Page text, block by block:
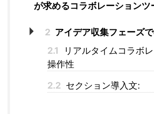
が求めるコラボレーションツ
2 アイデア収集フェーズ
2.1
リアルタイムコラボ
操作性
2.2 セクション導入文: